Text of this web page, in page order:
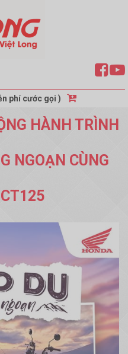
phí cước gọi )
HÀNH TRÌNH
NGOẠN CÙNG